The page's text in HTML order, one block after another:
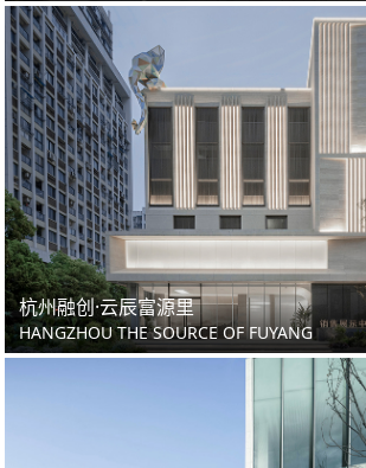
杭州融创·云辰富源里
HANGZHOU THE SOURCE OF FUYANG